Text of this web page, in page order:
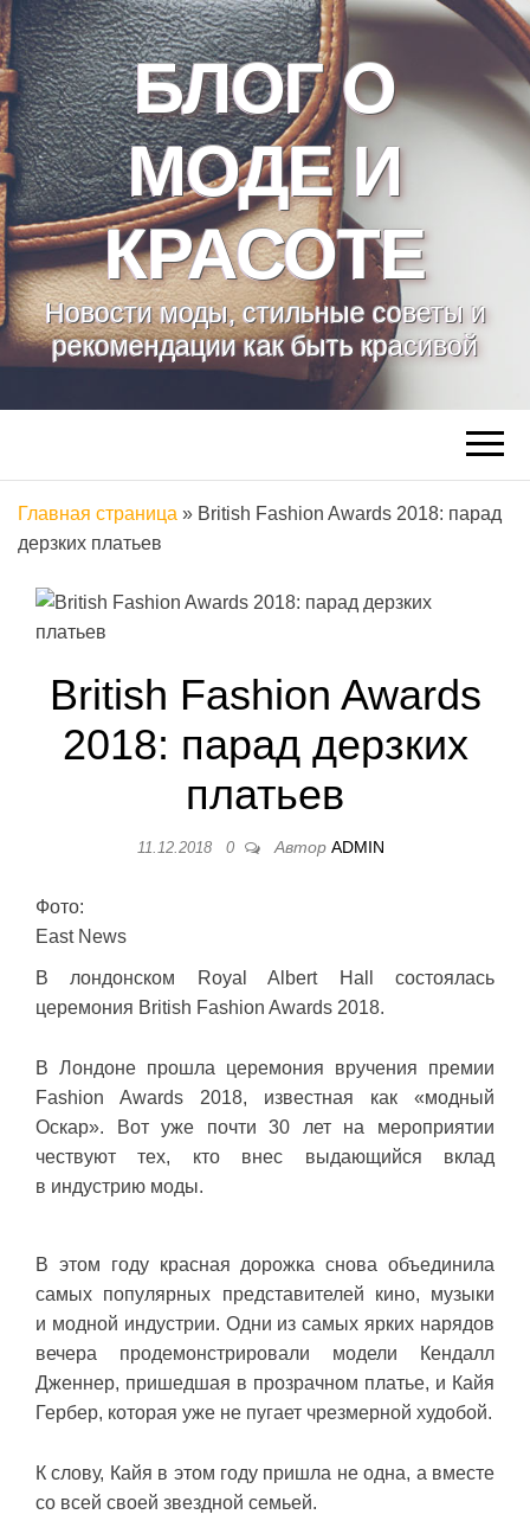
БЛОГ О
МОДЕ И
КРАСОТЕ
Новости моды, стильные советы и
рекомендации как быть красивой
Главная страница » British Fashion Awards 2018: парад
дерзких платьев
British Fashion Awards
2018: парад дерзких
платьев
11.12.2018 0 Автор ADMIN
Фото:
East News
В лондонском Royal Albert Hall состоялась
церемония British Fashion Awards 2018.
В Лондоне прошла церемония вручения премии
Fashion Awards 2018, известная как «модный
Оскар». Вот уже почти 30 лет на мероприятии
чествуют тех, кто внес выдающийся вклад
в индустрию моды.
В этом году красная дорожка снова объединила
самых популярных представителей кино, музыки
и модной индустрии. Одни из самых ярких нарядов
вечера продемонстрировали модели Кендалл
Дженнер, пришедшая в прозрачном платье, и Кайя
Гербер, которая уже не пугает чрезмерной худобой.
К слову, Кайя в этом году пришла не одна, а вместе
со всей своей звездной семьей.